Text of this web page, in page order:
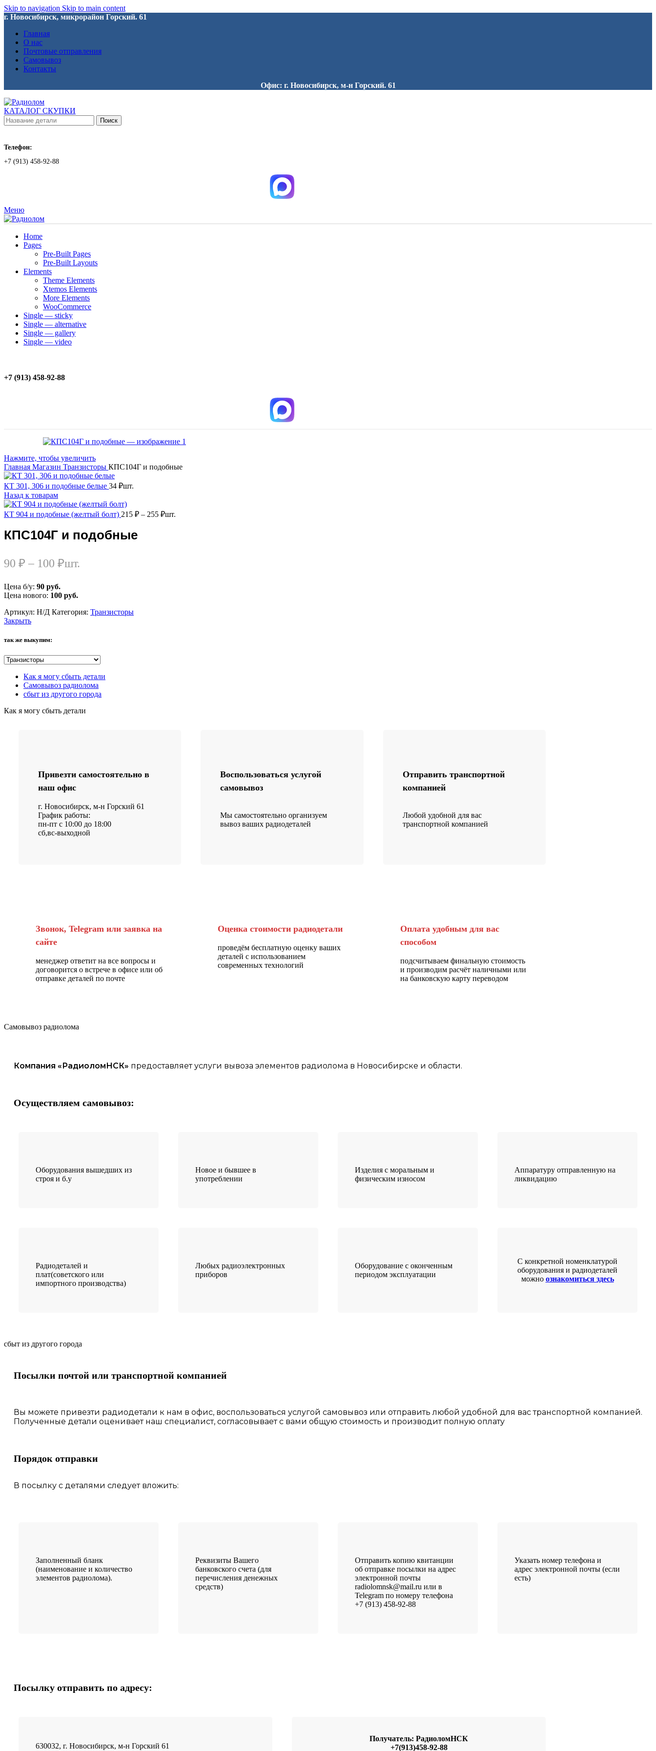
Skip to navigation Skip to main content
г. Новосибирск, микрорайон Горский. 61
Главная
О нас
Почтовые отправления
Самовывоз
Контакты
Офис: г. Новосибирск, м-н Горский. 61
КАТАЛОГ СКУПКИ
Поиск
Телефон:
+7 (913) 458-92-88
Меню
Home
Pages
Pre-Built Pages
Pre-Built Layouts
Elements
Theme Elements
Xtemos Elements
More Elements
WooCommerce
Single — sticky
Single — alternative
Single — gallery
Single — video
+7 (913) 458-92-88
Нажмите, чтобы увеличить
Главная Магазин Транзисторы КПС104Г и подобные
КТ 301, 306 и подобные белые 34 ₽шт.
Назад к товарам
КТ 904 и подобные (желтый болт) 215 ₽ – 255 ₽шт.
КПС104Г и подобные
90 ₽ – 100 ₽шт.
Цена б/у: 90 руб.
Цена нового: 100 руб.
Артикул: Н/Д Категория: Транзисторы
Закрыть
так же выкупим:
Как я могу сбыть детали
Самовывоз радиолома
сбыт из другого города
Как я могу сбыть детали
Привезти самостоятельно в
наш офис
г. Новосибирск, м-н Горский 61
График работы:
пн-пт с 10:00 до 18:00
сб,вс-выходной
Воспользоваться услугой
самовывоз
Мы самостоятельно организуем
вывоз ваших радиодеталей
Отправить транспортной
компанией
Любой удобной для вас
транспортной компанией
Звонок, Telegram или заявка на
сайте
менеджер ответит на все вопросы и
договорится о встрече в офисе или об
отправке деталей по почте
Оценка стоимости радиодетали
проведём бесплатную оценку ваших
деталей с использованием
современных технологий
Оплата удобным для вас
способом
подсчитываем финальную стоимость
и производим расчёт наличными или
на банковскую карту переводом
Самовывоз радиолома
Компания «РадиоломНСК» предоставляет услуги вывоза элементов радиолома в Новосибирске и области.
Осуществляем самовывоз:
Оборудования вышедших из
строя и б.у
Новое и бывшее в
употреблении
Изделия с моральным и
физическим износом
Аппаратуру отправленную на
ликвидацию
Радиодеталей и
плат(советского или
импортного производства)
Любых радиоэлектронных
приборов
Оборудование с оконченным
периодом эксплуатации
С конкретной номенклатурой
оборудования и радиодеталей
можно ознакомиться здесь
сбыт из другого города
Посылки почтой или транспортной компанией
Вы можете привезти радиодетали к нам в офис, воспользоваться услугой самовывоз или отправить любой удобной для вас транспортной компанией.
Полученные детали оценивает наш специалист, согласовываетс вами общую стоимость и производит полную оплату
Порядок отправки
В посылку с деталями следует вложить:
Заполненный бланк
(наименование и количество
элементов радиолома).
Реквизиты Вашего
банковского счета (для
перечисления денежных
средств)
Отправить копию квитанции
об отправке посылки на адрес
электронной почты
radiolomnsk@mail.ru или в
Telegram по номеру телефона
+7 (913) 458-92-88
Указать номер телефона и
адрес электронной почты (если
есть)
Посылку отправить по адресу:
630032, г. Новосибирск, м-н Горский 61
Получатель: РадиоломНСК
+7(913)458-92-88